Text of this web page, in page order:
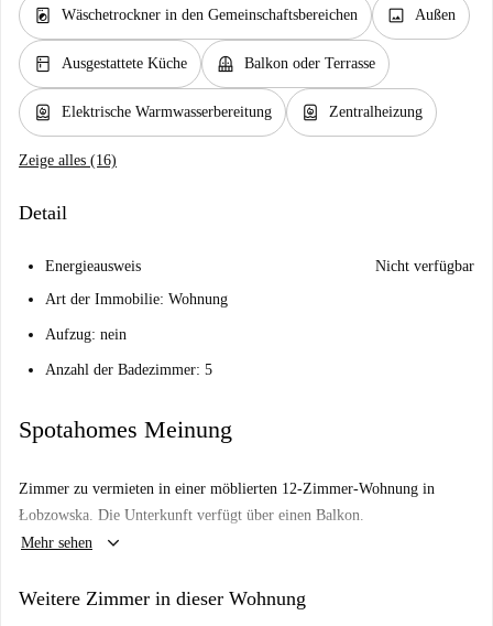
local_laundry_service Wäschetrockner in den Gemeinschaftsbereichen image Außen
kitchen Ausgestattete Küche balcony Balkon oder Terrasse
water_heater Elektrische Warmwasserbereitung water_heater Zentralheizung
Zeige alles (16)
Detail
Energieausweis
Nicht verfügbar
Art der Immobilie: Wohnung
Aufzug: nein
Anzahl der Badezimmer: 5
Spotahomes Meinung
Zimmer zu vermieten in einer möblierten 12-Zimmer-Wohnung in
Łobzowska. Die Unterkunft verfügt über einen Balkon.
Mehr sehen
keyboard_arrow_down
Weitere Zimmer in dieser Wohnung